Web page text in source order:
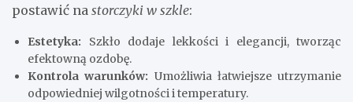
postawić na storczyki w szkle:
Estetyka: Szkło dodaje lekkości i elegancji, tworząc
efektowną ozdobę.
Kontrola warunków: Umożliwia łatwiejsze utrzymanie
odpowiedniej wilgotności i temperatury.